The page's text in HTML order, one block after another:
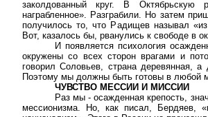
заколдованный круг. В
награбленное». Разграбили. Но затем
получилось то, что Радищев называл
Вот, казалось бы, рванулись к свободе в
И появляется психология
окружены со всех сторон врагами и
говорил Соловьев, страна деревянная,
Поэтому мы должны быть готовы в любой
ЧУВСТВО МЕССИИ И МИССИИ
Раз мы - осажденная крепость,
мессионизма. Но, как писал, Бердяев,